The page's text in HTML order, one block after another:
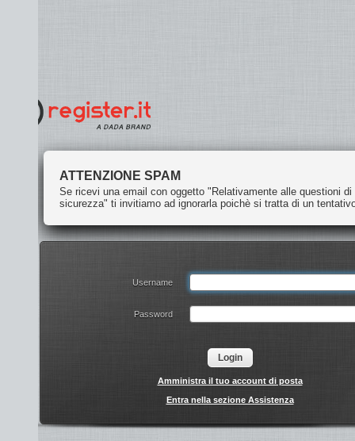
ATTENZIONE SPAM
Se ricevi una email con oggetto "Relativamente alle questioni di
sicurezza" ti invitiamo ad ignorarla poichè si tratta di un tentativo di
Username
Amministra il tuo account di posta
Entra nella sezione Assistenza